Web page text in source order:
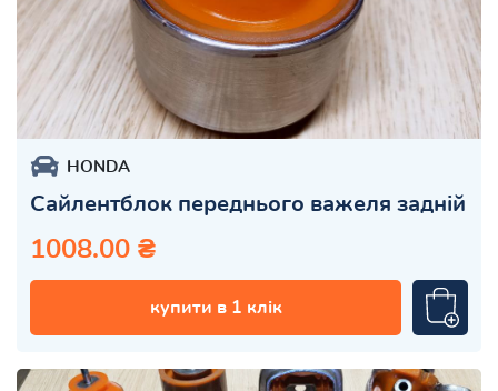
HONDA
Сайлентблок переднього важеля задній
1008.00 ₴
купити в 1 клік